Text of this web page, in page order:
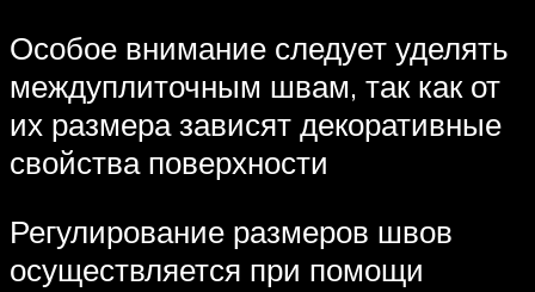
Особое внимание следует уделять
междуплиточным швам, так как от
их размера зависят декоративные
свойства поверхности
Регулирование размеров швов
осуществляется при помощи